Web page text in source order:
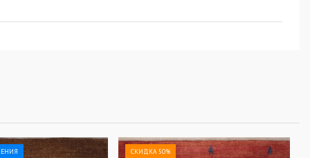
СКИДКА 50%